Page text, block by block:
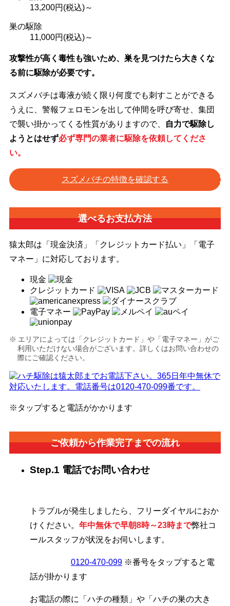
13,200円(税込)～
巣の駆除
11,000円(税込)～
攻撃性が高く毒性も強いため、巣を見つけたら大きくな
る前に駆除が必要です。
スズメバチは毒液が続く限り何度でも刺すことができる
うえに、警報フェロモンを出して仲間を呼び寄せ、集団
で襲い掛かってくる性質がありますので、
自力で駆除し
ようとはせず必ず専門の業者に駆除を依頼してくださ
い。
スズメバチの特徴を確認する
選べるお支払方法
猿太郎は「現金決済」「クレジットカード払い」「電子
マネー」に対応しております。
現金
クレジットカード
電子マネー
エリアによっては「クレジットカード」や「電子マネー」がご
利用いただけない場合がございます。詳しくはお問い合わせの
際にご確認ください。
※タップすると電話がかかります
ご依頼から作業完了までの流れ
Step.1 電話でお問い合わせ
トラブルが発生しましたら、フリーダイヤルにおか
けください。 年中無休で早朝8時～23時まで弊社コ
ールスタッフが状況をお伺いします。
0120-470-099 ※番号をタップすると電
話が掛かります
お電話の際に「ハチの種類」や「ハチの巣の大き